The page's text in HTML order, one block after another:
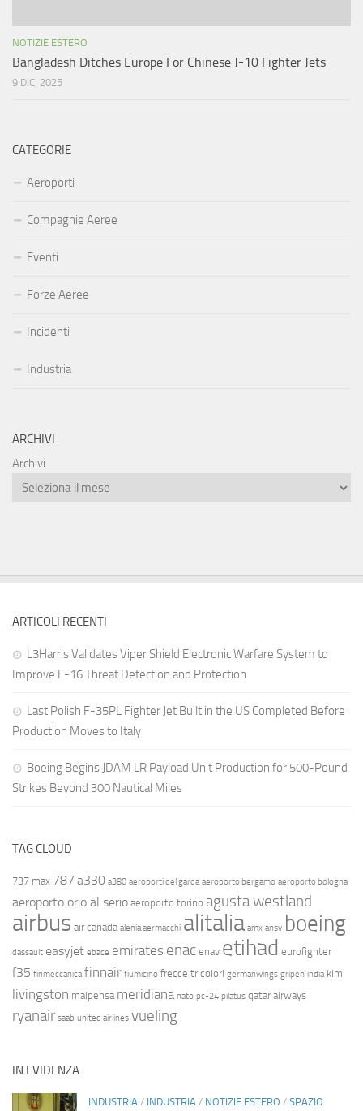
NOTIZIE ESTERO
Bangladesh Ditches Europe For Chinese J-10 Fighter Jets
9 DIC, 2025
CATEGORIE
Aeroporti
Compagnie Aeree
Eventi
Forze Aeree
Incidenti
Industria
ARCHIVI
Archivi
ARTICOLI RECENTI
L3Harris Validates Viper Shield Electronic Warfare System to
Improve F-16 Threat Detection and Protection
Last Polish F-35PL Fighter Jet Built in the US Completed Before
Production Moves to Italy
Boeing Begins JDAM LR Payload Unit Production for 500-Pound
Strikes Beyond 300 Nautical Miles
TAG CLOUD
737 max 787 a330 a380 aeroporti del garda aeroporto bergamo aeroporto bologna
aeroporto orio al serio aeroporto torino agusta westland
airbus air canada alenia aermacchi alitalia amx ansv boeing
dassault easyjet ebace emirates enac enav etihad eurofighter
f35 finmeccanica finnair fiumicino frecce tricolori germanwings gripen india klm
livingston malpensa meridiana nato pc-24 pilatus qatar airways
ryanair saab united airlines vueling
IN EVIDENZA
INDUSTRIA / INDUSTRIA / NOTIZIE ESTERO / SPAZIO